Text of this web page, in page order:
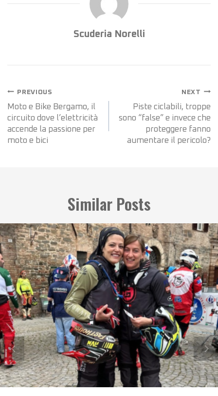
Scuderia Norelli
PREVIOUS
Moto e Bike Bergamo, il
circuito dove l’elettricità
accende la passione per
moto e bici
NEXT
Piste ciclabili, troppe
sono “false” e invece che
proteggere fanno
aumentare il pericolo?
Similar Posts